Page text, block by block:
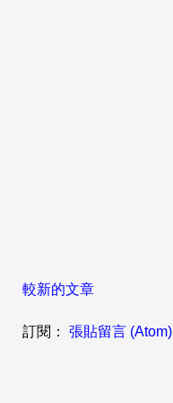
較新的文章
訂閱： 張貼留言 (Atom)